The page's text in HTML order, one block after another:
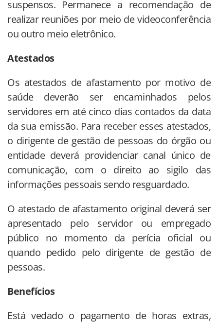
suspensos. Permanece a recomendação de
realizar reuniões por meio de videoconferência
ou outro meio eletrônico.
Atestados
Os atestados de afastamento por motivo de
saúde deverão ser encaminhados pelos
servidores em até cinco dias contados da data
da sua emissão. Para receber esses atestados,
o dirigente de gestão de pessoas do órgão ou
entidade deverá providenciar canal único de
comunicação, com o direito ao sigilo das
informações pessoais sendo resguardado.
O atestado de afastamento original deverá ser
apresentado pelo servidor ou empregado
público no momento da perícia oficial ou
quando pedido pelo dirigente de gestão de
pessoas.
Benefícios
Está vedado o pagamento de horas extras,